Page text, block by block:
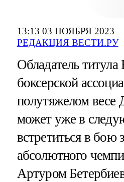
13:13 03 НОЯБРЯ 2023
РЕДАКЦИЯ ВЕСТИ.РУ
Обладатель
боксерской
полутяжелом весе
может уже в
встретиться в бою
абсолютного
Артуром